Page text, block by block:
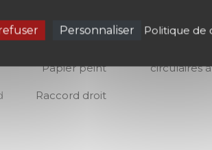
CASELIO
Papier peint
Raccord droit
touche de
chaleur.
circulaires
Personnaliser Politique de